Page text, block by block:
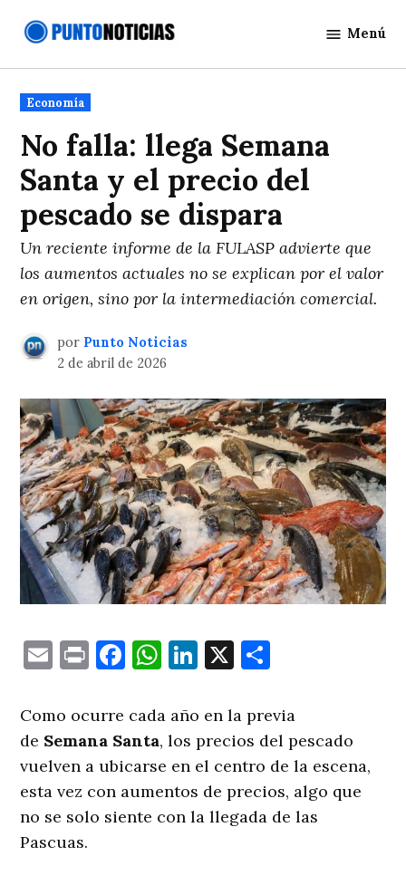
Noticias
Menú
Publicado
en
Economía
No falla: llega Semana
Santa y el precio del
pescado se dispara
Un reciente informe de la FULASP advierte que
los aumentos actuales no se explican por el valor
en origen, sino por la intermediación comercial.
por Punto Noticias
2 de abril de 2026
EmailPrintFacebook
WhatsApp
LinkedIn
X
Como ocurre cada año en la previa
de Semana Santa, los precios del pescado
vuelven a ubicarse en el centro de la escena,
esta vez con aumentos de precios, algo que
no se solo siente con la llegada de las
Pascuas.